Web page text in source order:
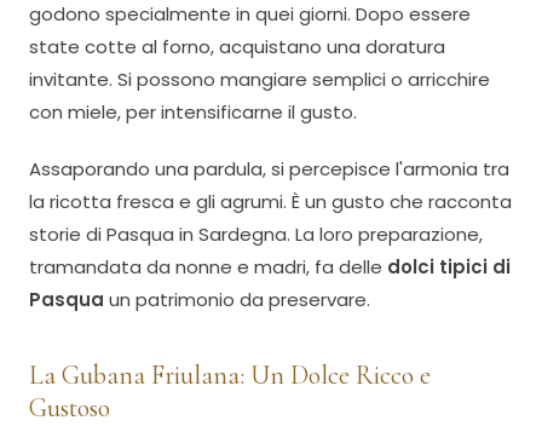
godono specialmente in quei giorni. Dopo essere
state cotte al forno, acquistano una doratura
invitante. Si possono mangiare semplici o arricchire
con miele, per intensificarne il gusto.
Assaporando una pardula, si percepisce l'armonia tra
la ricotta fresca e gli agrumi. È un gusto che racconta
storie di Pasqua in Sardegna. La loro preparazione,
tramandata da nonne e madri, fa delle dolci tipici di
Pasqua un patrimonio da preservare.
La Gubana Friulana: Un Dolce Ricco e
Gustoso